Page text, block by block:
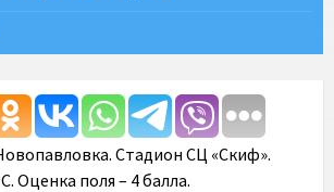
Стадион СЦ «Скиф».
Оценка поля – 4 балла.